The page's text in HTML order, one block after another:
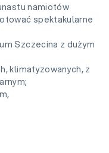
namiotów
spektakularne
Szczecina z dużym
klimatyzowanych, z